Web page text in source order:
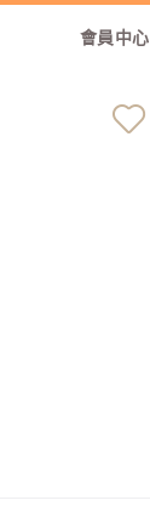
會員中心